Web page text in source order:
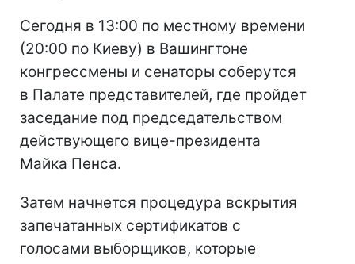
Сегодня в 13:00 по местному времени
(20:00 по Киеву) в Вашингтоне
конгрессмены и сенаторы соберутся
в Палате представителей, где пройдет
заседание под председательством
действующего вице-президента
Майка Пенса.
Затем начнется процедура вскрытия
запечатанных сертификатов с
голосами выборщиков, которые